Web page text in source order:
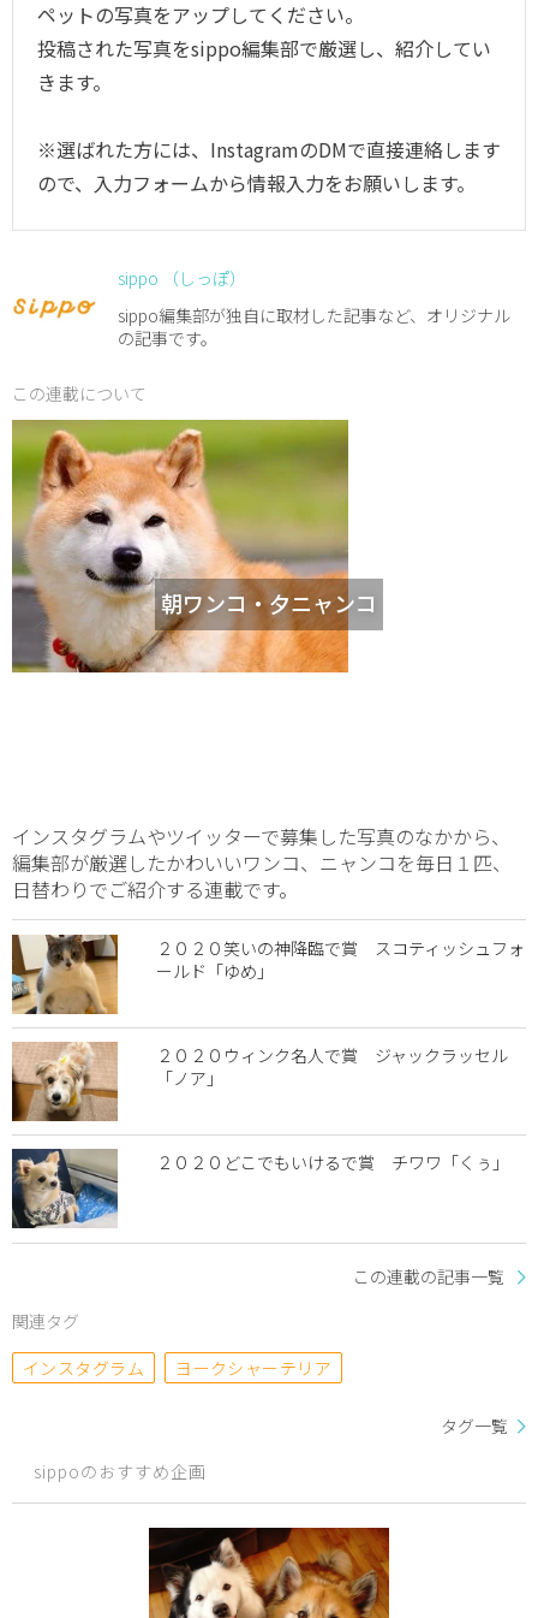
ペットの写真をアップしてください。
投稿された写真をsippo編集部で厳選し、紹介してい
きます。
※選ばれた方には、InstagramのDMで直接連絡します
ので、入力フォームから情報入力をお願いします。
sippo （しっぽ）
sippo編集部が独自に取材した記事など、オリジナル
の記事です。
この連載について
朝ワンコ・夕ニャンコ
インスタグラムやツイッターで募集した写真のなかから、
編集部が厳選したかわいいワンコ、ニャンコを毎日１匹、
日替わりでご紹介する連載です。
２０２０笑いの神降臨で賞 スコティッシュフォ
ールド「ゆめ」
２０２０ウィンク名人で賞 ジャックラッセル
「ノア」
２０２０どこでもいけるで賞 チワワ「くぅ」
この連載の記事一覧
関連タグ
インスタグラム
ヨークシャーテリア
タグ一覧
sippoのおすすめ企画